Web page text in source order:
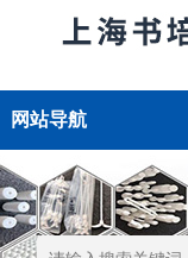
网站导航